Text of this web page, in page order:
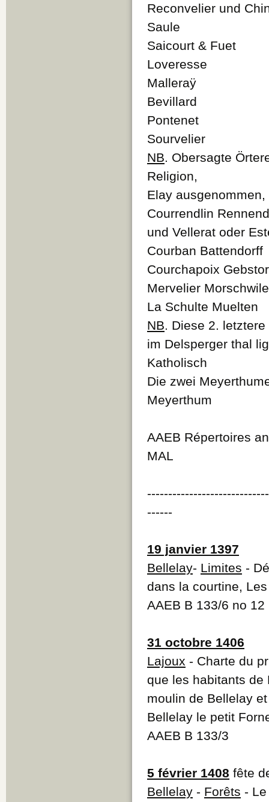
Reconvelier und
Saule
Saicourt & Fuet
Loveresse
Malleraÿ
Bevillard
Pontenet
Sourvelier
NB . Obersagte
Religion,
Elay
Courrendlin
und Vellerat oder
Courban Battendorff
Courchapoix
Mervelier
La Schulte Muelten
NB . Diese 2.
im Delsperger thal
Katholisch
Die zwei
Meyerthum
AAEB Répertoires
MAL
------
19 janvier 1397
Bellelay- Limites -
dans la courtine,
AAEB B 133/6 no
31 octobre 1406
Lajoux - Charte du
que les habitants de
moulin de Bellelay
Bellelay le petit
AAEB B 133/3
5 février 1408 fête
Bellelay - Forêts -